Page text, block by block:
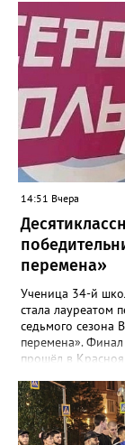
сообщили, что
стал "подмыв
осадков".
обязательств
организация,
коммунальные
В настоящее
осуществлялась.
организации", -
14:51 Вчера
перемена»
Ученица 34-й
стала лауреатом
седьмого сезона
перемена».
прошёл в
защищала перед
проекты. В
годовую
медицинского